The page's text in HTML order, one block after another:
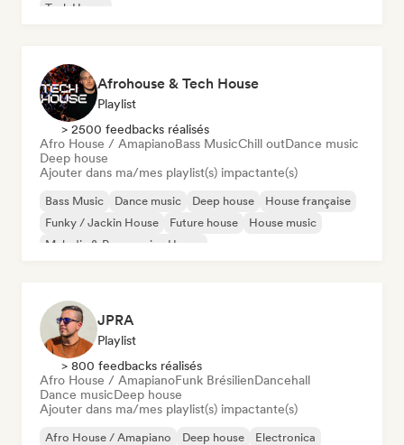
Tech House
Afrohouse & Tech House
Playlist
> 2500 feedbacks réalisés
Afro House / AmapianoBass MusicChill outDance music
Deep house
Ajouter dans ma/mes playlist(s) impactante(s)
Bass Music Dance music Deep house
House française
Funky / Jackin House
Future house
House music
Melodic & Progressive House
JPRA
Playlist
> 800 feedbacks réalisés
Afro House / AmapianoFunk BrésilienDancehall
Dance musicDeep house
Ajouter dans ma/mes playlist(s) impactante(s)
Afro House / Amapiano Deep house
Electronica